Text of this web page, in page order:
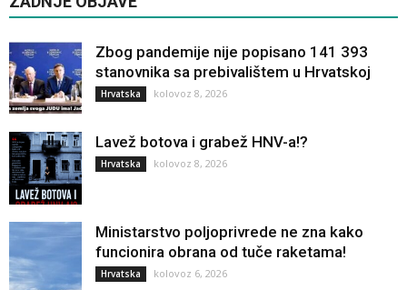
Zbog pandemije nije popisano 141 393
stanovnika sa prebivalištem u Hrvatskoj
Hrvatska kolovoz 8, 2026
Lavež botova i grabež HNV-a!?
Hrvatska kolovoz 8, 2026
Ministarstvo poljoprivrede ne zna kako
funcionira obrana od tuče raketama!
Hrvatska kolovoz 6, 2026